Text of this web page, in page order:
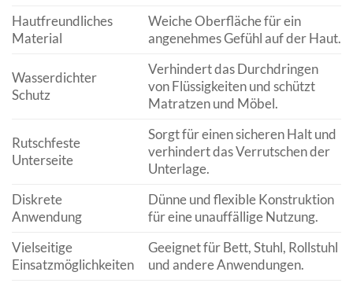
Hautfreundliches
Material
Weiche Oberfläche für ein
angenehmes Gefühl auf der Haut.
Wasserdichter
Schutz
Verhindert das Durchdringen
von Flüssigkeiten und schützt
Matratzen und Möbel.
Rutschfeste
Unterseite
Sorgt für einen sicheren Halt und
verhindert das Verrutschen der
Unterlage.
Diskrete
Anwendung
Dünne und flexible Konstruktion
für eine unauffällige Nutzung.
Vielseitige
Einsatzmöglichkeiten
Geeignet für Bett, Stuhl, Rollstuhl
und andere Anwendungen.